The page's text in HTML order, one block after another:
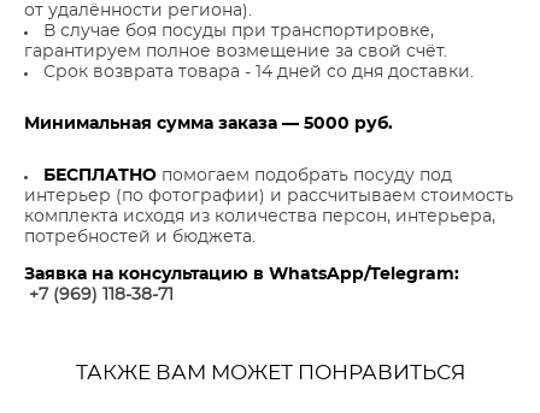
от удалённости региона).
В случае боя посуды при транспортировке,
гарантируем полное возмещение за свой счёт.
Срок возврата товара - 14 дней со дня доставки.
Минимальная сумма заказа — 5000 руб.
БЕСПЛАТНО помогаем подобрать посуду под
интерьер (по фотографии) и рассчитываем стоимость
комплекта исходя из количества персон, интерьера,
потребностей и бюджета.
Заявка на консультацию в WhatsApp/Telegram:
+7 (969) 118-38-7
ТАКЖЕ ВАМ МОЖЕТ ПОНРАВИТЬСЯ